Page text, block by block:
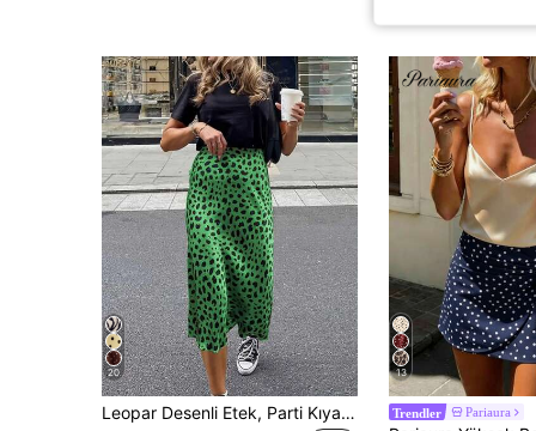
20
Leopar Desenli Etek, Parti Kıyafeti, Kadın Giyim, Ofis Giyimi, Kadın Kısa Etek, Müzik Festivali Kombini, Günlük Dış Giyim, Kadın Sokak Modası, Sonbahar Kadın Okul Üniforması, Sevgililer Günü Kombini, Randevu Gecesi Üstü, Kadın Batı Tarzı Zarif Günlük Giyim, Old Money Stili, Kadın İş Günlük Giyimi, Öğretmen Kombini, Kadın Yeni Yıl Parti Elbisesi, Kadın Şükran Günü Kombini
13
Trendler Pariaura